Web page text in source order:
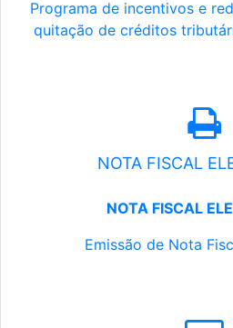
Programa de incentivos e
quitação de créditos
NOTA FISCAL
NOTA FISCAL
Emissão de Nota